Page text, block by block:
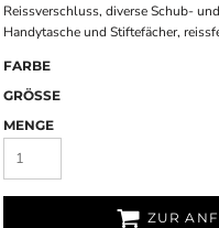
Reissverschluss, diverse Schub-
Handytasche und Stiftefächer,
FARBE
GRÖSSE
MENGE
ZUR